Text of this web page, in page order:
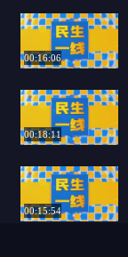
00:16:06
00:18:11
00:15:54